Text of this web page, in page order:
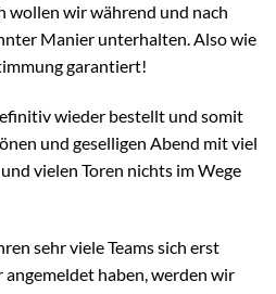
wollen wir während und nach
Manier unterhalten. Also wie
garantiert!
wieder bestellt und somit
und geselligen Abend mit viel
vielen Toren nichts im Wege
sehr viele Teams sich erst
haben, werden wir